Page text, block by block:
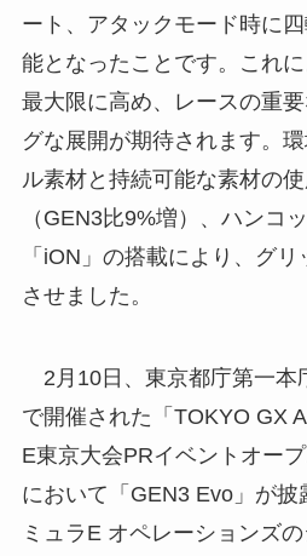
ート、アタックモード時に
能となったことです。これ
最大限に高め、レースの重
グな展開が期待されます。
ル素材と持続可能な素材の
（GEN3比9%増）、ハンコ
「iON」の搭載により、グ
させました。
2月10日、東京都庁第一本
で開催された「TOKYO GX
E東京大会PRイベントオー
において「GEN3 Evo」が
ミュラE オペレーションズ